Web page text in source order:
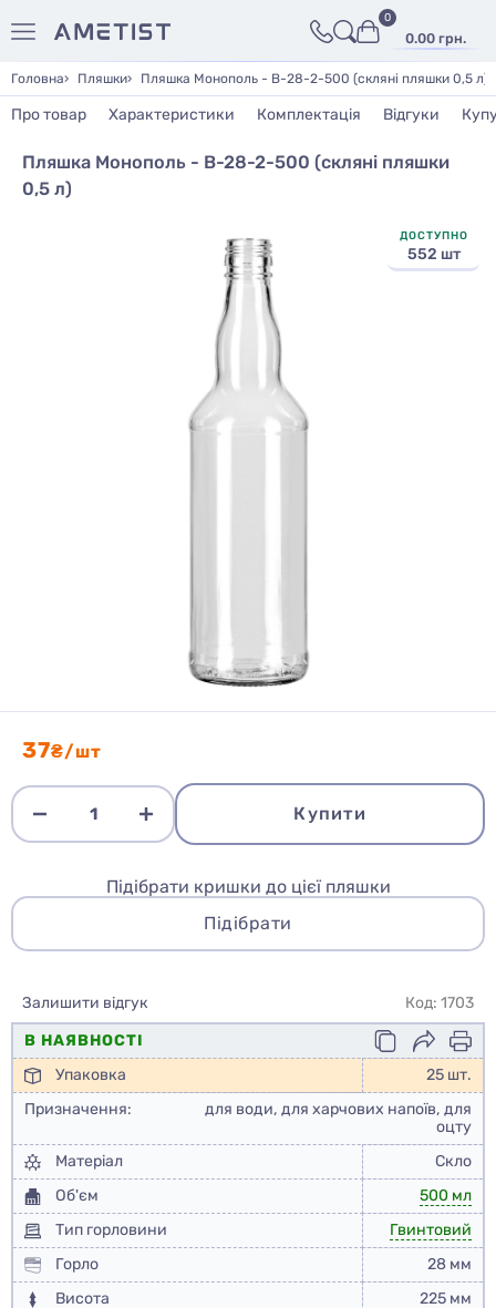
0.00 грн.
0
Головна Пляшки Пляшка Монополь - В-28-2-500 (скляні пляшки 0,5 л)
Про товар Характеристики Комплектація Відгуки
Пляшка Монополь - В-28-2-500 (скляні пляшки
0,5 л)
ДОСТУПНО
552 шт
37₴/шт
Купити
Підібрати кришки до цієї пляшки
Підібрати
Залишити відгук
Код: 1703
В НАЯВНОСТІ
Упаковка
25 шт.
Призначення:
для води, для харчових напоїв, для
оцту
Матеріал
Скло
Об'єм
500 мл
Тип горловини
Гвинтовий
Горло
28 мм
Висота
225 мм